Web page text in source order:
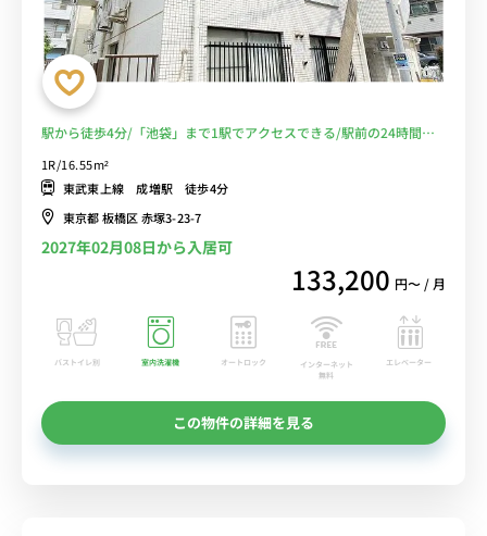
駅から徒歩4分/「池袋」まで1駅でアクセスできる/駅前の24時間営
1R/16.55m²
東武東上線 成増駅 徒歩4分
東京都 板橋区 赤塚3-23-7
2027年02月08日から入居可
133,200 円〜 / 月
バストイレ別 室内洗濯機 オートロック
インターネット
無料
エレベーター
この物件の詳細を見る